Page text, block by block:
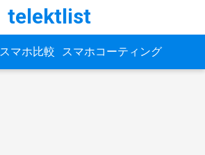
telektlist
スマホ比較 スマホコーティング